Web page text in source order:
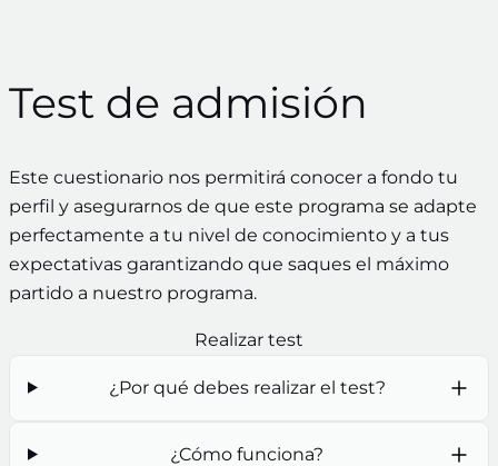
Test de admisión
Este cuestionario nos permitirá conocer a fondo tu
perfil y asegurarnos de que este programa se adapte
perfectamente a tu nivel de conocimiento y a tus
expectativas garantizando que saques el máximo
partido a nuestro programa.
Realizar test
¿Por qué debes realizar el test?
¿Cómo funciona?